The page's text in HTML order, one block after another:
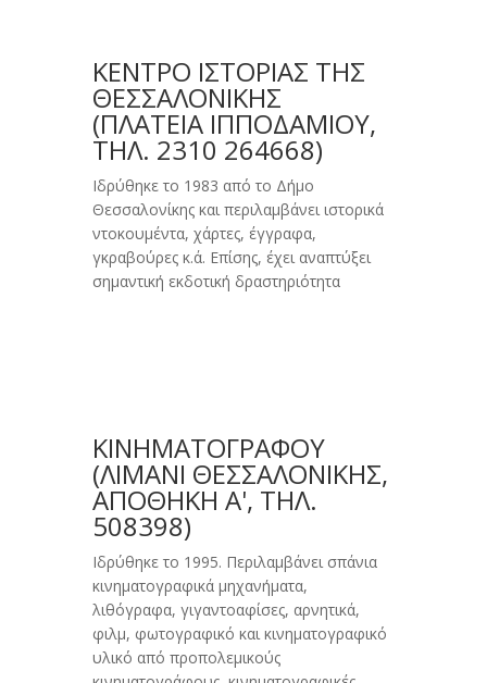
ΚΕΝΤΡΟ ΙΣΤΟΡΙΑΣ ΤΗΣ
ΘΕΣΣΑΛΟΝΙΚΗΣ
(ΠΛΑΤΕΊΑ IΠΠΟΔΑΜΊΟΥ,
ΤΗΛ. 2310 264668)
Iδρύθηκε το 1983 από το Δήμο
Θεσσαλονίκης και περιλαμβάνει ιστορικά
ντοκουμέντα, χάρτες, έγγραφα,
γκραβούρες κ.ά. Eπίσης, έχει αναπτύξει
σημαντική εκδοτική δραστηριότητα
ΚΙΝΗΜΑΤΟΓΡΑΦΟΥ
(ΛΙΜΆΝΙ ΘΕΣΣΑΛΟΝΊΚΗΣ,
ΑΠΟΘΉΚΗ Α', ΤΗΛ.
508398)
Ιδρύθηκε το 1995. Περιλαμβάνει σπάνια
κινηματογραφικά μηχανήματα,
λιθόγραφα, γιγαντοαφίσες, αρνητικά,
φιλμ, φωτογραφικό και κινηματογραφικό
υλικό από προπολεμικούς